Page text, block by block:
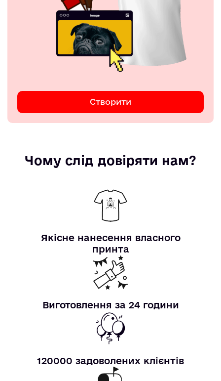
Створити
Чому слід довіряти нам?
Якісне нанесення власного
принта
Виготовлення за 24 години
120000 задоволених клієнтів